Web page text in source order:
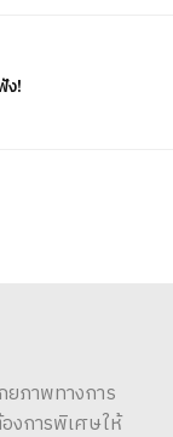
ง!
ภาพทางการ
งการพิเศษให้